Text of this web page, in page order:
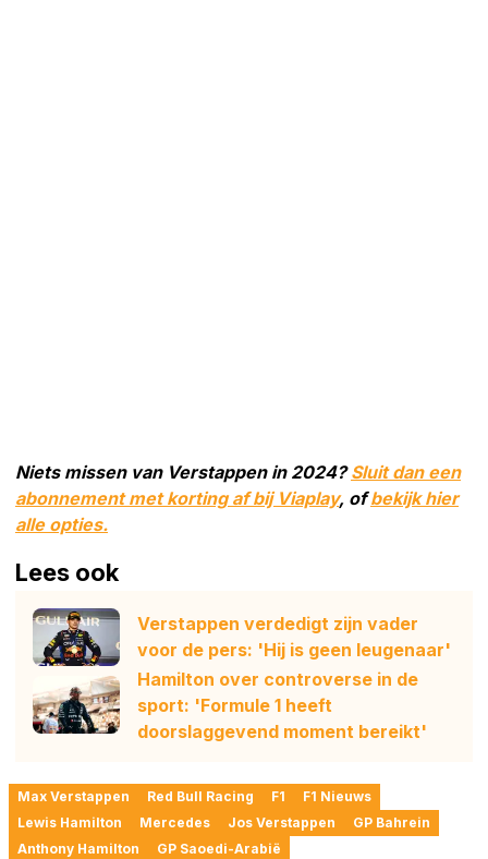
Niets missen van Verstappen in 2024?Sluit dan een
abonnement met korting af bij Viaplay, ofbekijk hier
alle opties.
Lees ook
Verstappen verdedigt zijn vader
voor de pers: 'Hij is geen leugenaar'
Hamilton over controverse in de
sport: 'Formule 1 heeft
doorslaggevend moment bereikt'
Max Verstappen Red Bull Racing F1
F1 Nieuws
Lewis Hamilton
Mercedes Jos Verstappen
GP Bahrein
Anthony Hamilton
GP Saoedi-Arabië